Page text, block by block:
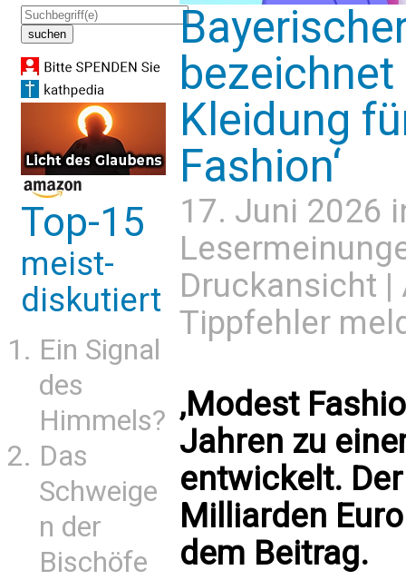
Top-15
meist-
diskutiert
Ein Signal
des
Himmels?
Das
Schweige
n der
Bischöfe
Kleidung
Fashion‘
17. Juni 2026
Druckansicht |
Tippfehler
‚Modest
Jahren zu
entwickelt.
Milliarden
dem Beitrag.